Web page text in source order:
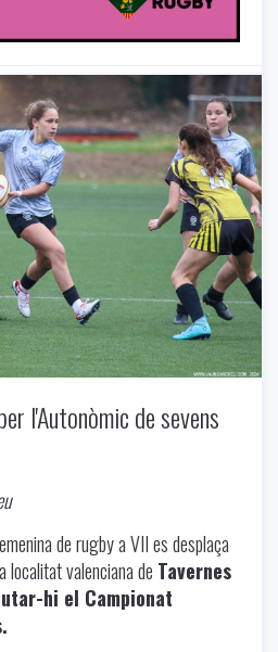
l'Autonòmic de sevens
de rugby a VII es desplaça
localitat valenciana de Tavernes
hi el Campionat